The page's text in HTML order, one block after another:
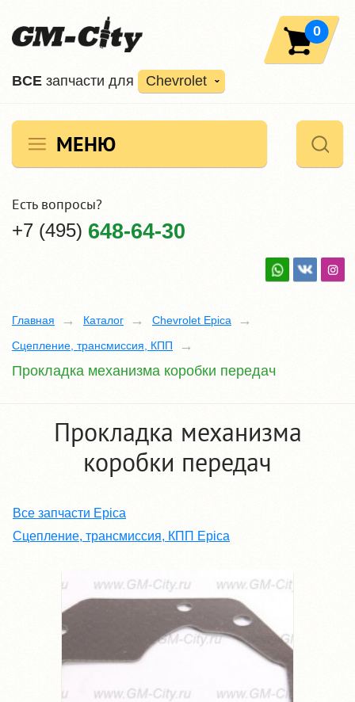
ВCE запчасти для Chevrolet
0
МЕНЮ
Есть вопросы?
+7 (495) 648-64-30
Главная Каталог
Chevrolet Epica
Сцепление, трансмиссия, КПП
Прокладка механизма коробки передач
Прокладка механизма
коробки передач
Все запчасти Epica
Сцепление, трансмиссия, КПП Epica